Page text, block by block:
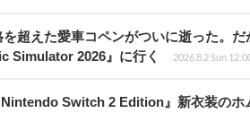
超えた愛車コペンがついに逝った。
Simulator 2026』に行く
2026.8.2 Sun
Nintendo Switch 2 Edition』新衣装の